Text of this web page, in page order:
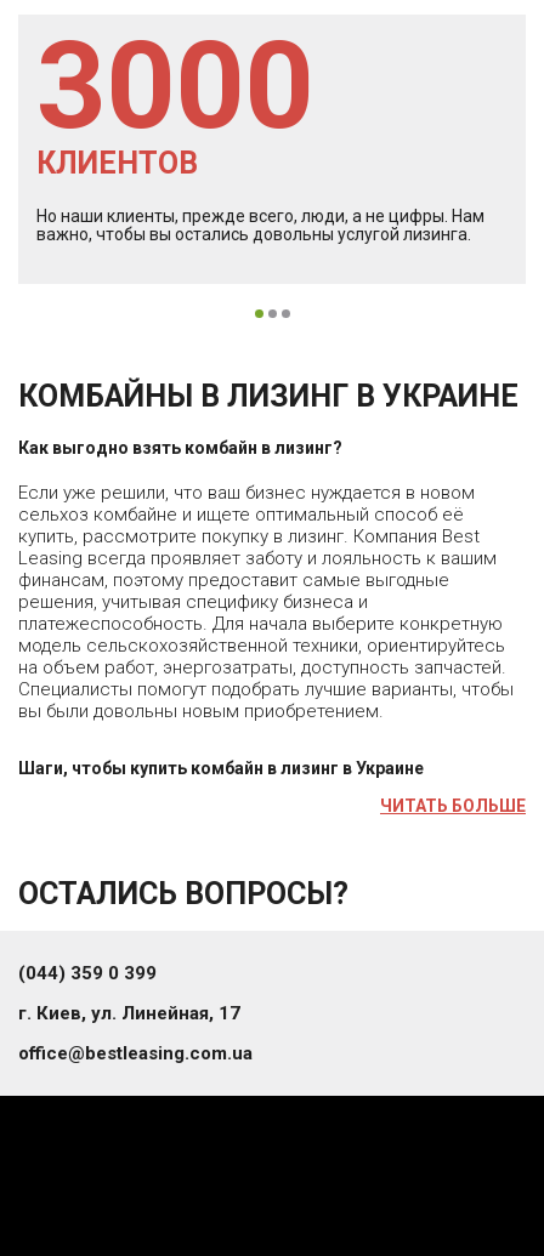
3000
КЛИЕНТОВ
Но наши клиенты, прежде всего, люди, а не цифры. Нам
важно, чтобы вы остались довольны услугой лизинга.
КОМБАЙНЫ В ЛИЗИНГ В УКРАИНЕ
Как выгодно взять комбайн в лизинг?
Если уже решили, что ваш бизнес нуждается в новом
сельхоз комбайне и ищете оптимальный способ её
купить, рассмотрите покупку в лизинг. Компания Best
Leasing всегда проявляет заботу и лояльность к вашим
финансам, поэтому предоставит самые выгодные
решения, учитывая специфику бизнеса и
платежеспособность. Для начала выберите конкретную
модель сельскохозяйственной техники, ориентируйтесь
на объем работ, энергозатраты, доступность запчастей.
Специалисты помогут подобрать лучшие варианты, чтобы
вы были довольны новым приобретением.
Шаги, чтобы купить комбайн в лизинг в Украине
ЧИТАТЬ БОЛЬШЕ
ОСТАЛИСЬ ВОПРОСЫ?
(044) 359 0 399
г. Киев, ул. Линейная, 17
office@bestleasing.com.ua